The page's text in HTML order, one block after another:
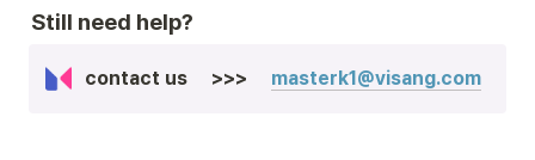
Still need help?
contact us     >>> masterk1@visang.com